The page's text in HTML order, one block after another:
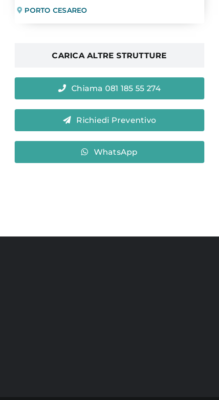
PORTO CESAREO
CARICA ALTRE STRUTTURE
Chiama 081 185 55 274
Richiedi Preventivo
WhatsApp